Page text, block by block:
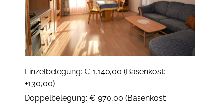
Einzelbelegung: € 1.140,00 (Basenkost:
+130,00)
Doppelbelegung: € 970,00 (Basenkost: